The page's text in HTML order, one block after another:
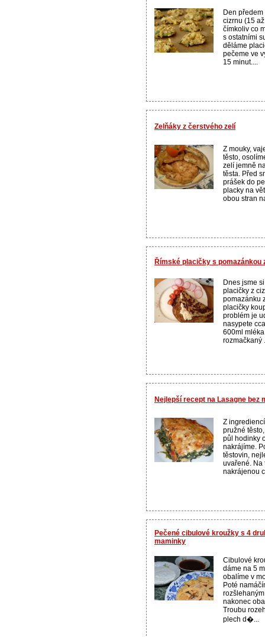
Den
cizrnu (15
čímkoliv co
s ostatními
děláme
pečeme ve
15 minut....
Zelňáky z čerstvého zelí
Z mouky,
těsto,
zelí jemně
těsta. Před
prášek do
placky na
obou stran
Římské placičky s pomazánkou
Dnes jsme
placičky z
pomazánku
placičky
problém je
nasypete
600ml
rozmačkaný
Nejlepší recept na Lasagne bez
Z
pružné
půl hodinky
nakrájíme.
těstovin,
uvařené. Na
nakrájenou
Pečené cibulové kroužky s 4
maminky
Cibulové
dáme na 5
obalíme v
Poté
nakonec
Troubu
plech d�...